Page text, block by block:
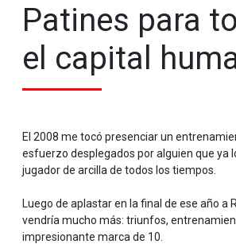
Patines para
el capital
El 2008 me tocó presenciar un
esfuerzo desplegados por alguien que ya
jugador de arcilla de todos los tiempos.
Luego de aplastar en la final de ese año
vendría mucho más: triunfos,
impresionante marca de 10.